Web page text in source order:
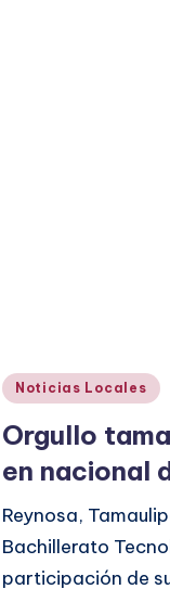
Publicado
Noticias Locales
Orgullo
en nacional
Reynosa,
Bachillerato
participación de